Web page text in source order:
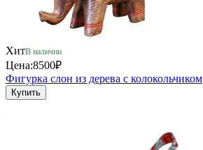
ХитВ наличии
Цена:8500₽
Фигурка слон из дерева с колокольчиком
Купить